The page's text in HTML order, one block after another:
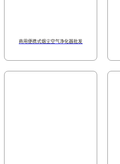
商用便携式烟尘空气净化器批发